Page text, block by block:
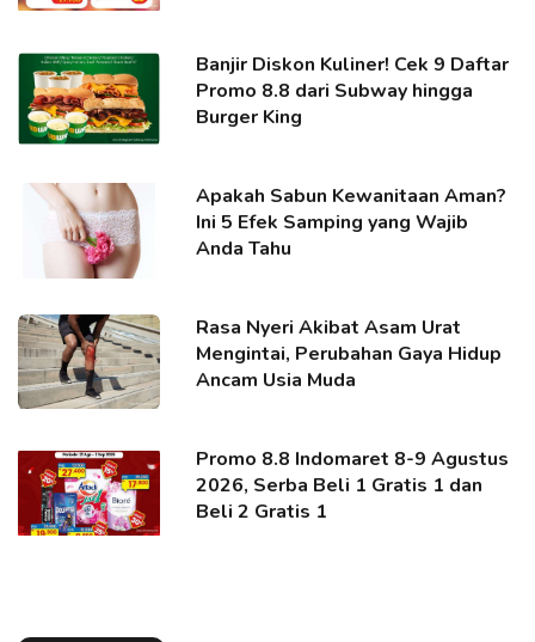
Banjir Diskon Kuliner! Cek 9 Daftar
Promo 8.8 dari Subway hingga
Burger King
Apakah Sabun Kewanitaan Aman?
Ini 5 Efek Samping yang Wajib
Anda Tahu
Rasa Nyeri Akibat Asam Urat
Mengintai, Perubahan Gaya Hidup
Ancam Usia Muda
Promo 8.8 Indomaret 8-9 Agustus
2026, Serba Beli 1 Gratis 1 dan
Beli 2 Gratis 1